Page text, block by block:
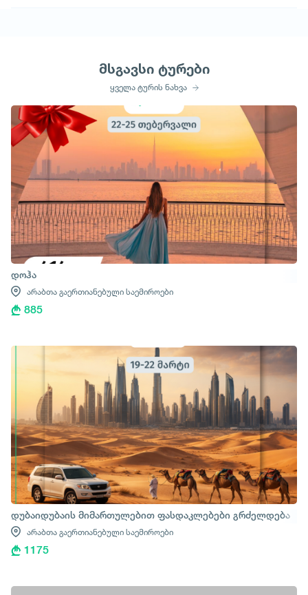
მსგავსი ტურები
ყველა ტურის ნახვა
დოჰა
არაბთა გაერთიანებული საემიროები
885
დუბაიდუბაის მიმართულებით ფასდაკლებები გრძელდება
არაბთა გაერთიანებული საემიროები
1175